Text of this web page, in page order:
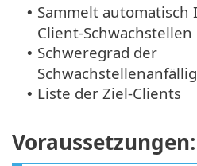
• Sammelt
Client-Schwachstellen
• Schweregrad der
• Liste der Ziel-Clients
Voraussetzungen: